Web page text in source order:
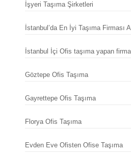
İşyeri Taşıma Şirketleri
İstanbul’da En İyi Taşıma Firması
İstanbul İçi Ofis taşıma yapan
Göztepe Ofis Taşıma
Gayrettepe Ofis Taşıma
Florya Ofis Taşıma
Evden Eve Ofisten Ofise Taşıma